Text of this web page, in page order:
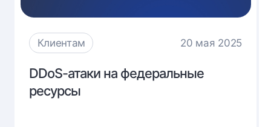
Клиентам 20 мая 2025
DDoS-
атаки
DDoS-атаки на федеральные
ресурсы